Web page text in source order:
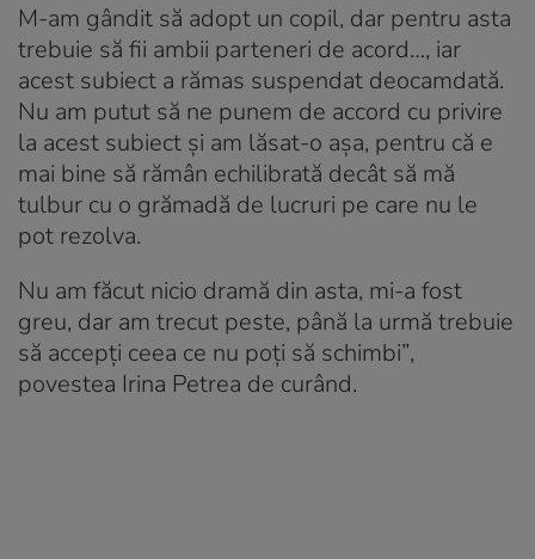
M-am gândit să adopt un copil, dar pentru asta
trebuie să fii ambii parteneri de acord…, iar
acest subiect a rămas suspendat deocamdată.
Nu am putut să ne punem de accord cu privire
la acest subiect și am lăsat-o așa, pentru că e
mai bine să rămân echilibrată decât să mă
tulbur cu o grămadă de lucruri pe care nu le
pot rezolva.
Nu am făcut nicio dramă din asta, mi-a fost
greu, dar am trecut peste, până la urmă trebuie
să accepți ceea ce nu poți să schimbi”,
povestea Irina Petrea de curând.